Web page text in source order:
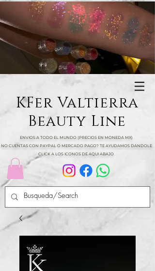
KFer Valtierra
Beauty Line
ENVIOS A TODO EL MUNDO (PRECIOS EN MONEDA MX)
NO CUENTAS CON PAYPAL O MERCADO PAGO? TE AYUDAMOS DANDOLE
CLICK A LOS ICONOS DE AQUI ABAJO